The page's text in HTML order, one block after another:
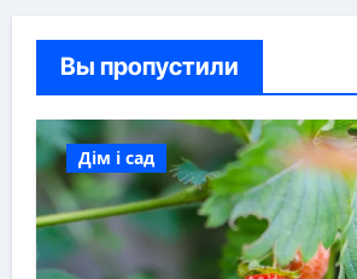
Вы пропустили
Дім і сад